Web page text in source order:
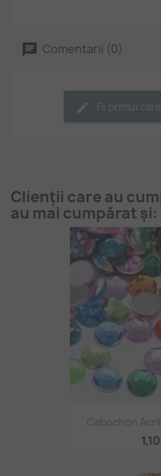
Comentarii (0)
Fii primul
Clienții care au
au mai cumpărat și:
Cabochon